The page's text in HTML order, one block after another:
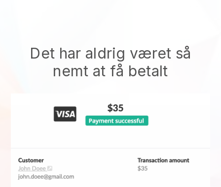
Det har aldrig været så
nemt at få betalt